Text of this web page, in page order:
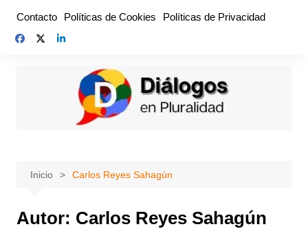
contenido
Contacto Políticas de Cookies Políticas de Privacidad
Inicio Carlos Reyes Sahagún
Autor: Carlos Reyes Sahagún